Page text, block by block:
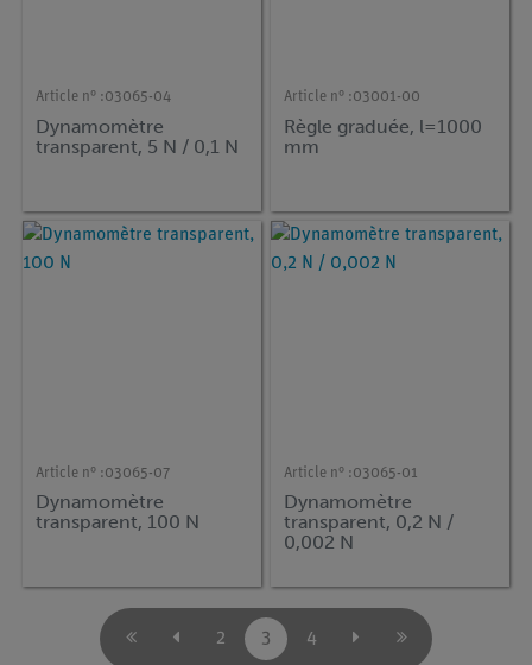
Article n° :03065-04
Dynamomètre
transparent, 5 N / 0,1 N
Article n° :03001-00
Règle graduée, l=1000
mm
Article n° :03065-07
Dynamomètre
transparent, 100 N
Article n° :03065-01
Dynamomètre
transparent, 0,2 N /
0,002 N
2 3 4